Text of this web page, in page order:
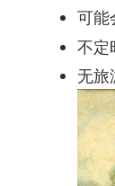
可能
不定
无旅